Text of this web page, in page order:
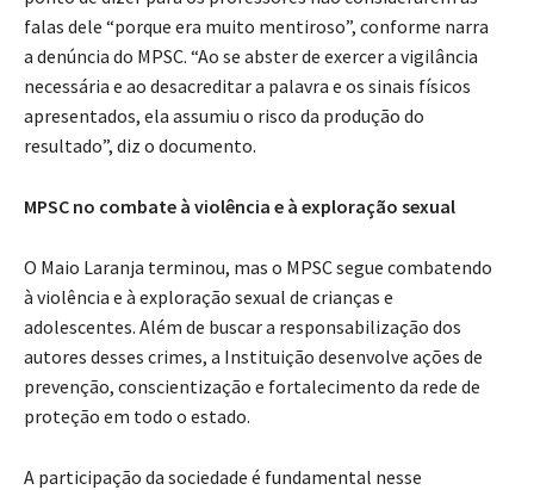
falas dele “porque era muito mentiroso”, conforme narra
a denúncia do MPSC. “Ao se abster de exercer a vigilância
necessária e ao desacreditar a palavra e os sinais físicos
apresentados, ela assumiu o risco da produção do
resultado”, diz o documento.
MPSC no combate à violência e à exploração sexual
O Maio Laranja terminou, mas o MPSC segue combatendo
à violência e à exploração sexual de crianças e
adolescentes. Além de buscar a responsabilização dos
autores desses crimes, a Instituição desenvolve ações de
prevenção, conscientização e fortalecimento da rede de
proteção em todo o estado.
A participação da sociedade é fundamental nesse